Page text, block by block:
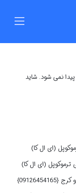
نمی شود. شاید
(ای ال کا)
ترموکوپل (ای ال کا)